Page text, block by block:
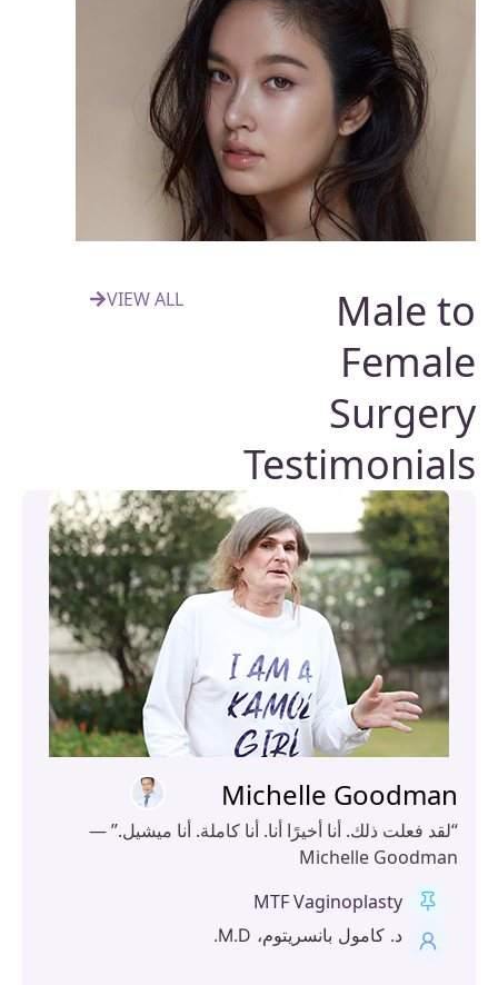
Male
VIEW ALL
Michelle
فعلت ذلك. أنا أخيرًا أنا. أنا كاملة. أنا ميشيل.” —
Michelle
MTF Vaginoplasty
د. كامول بانسريتوم، M.D.